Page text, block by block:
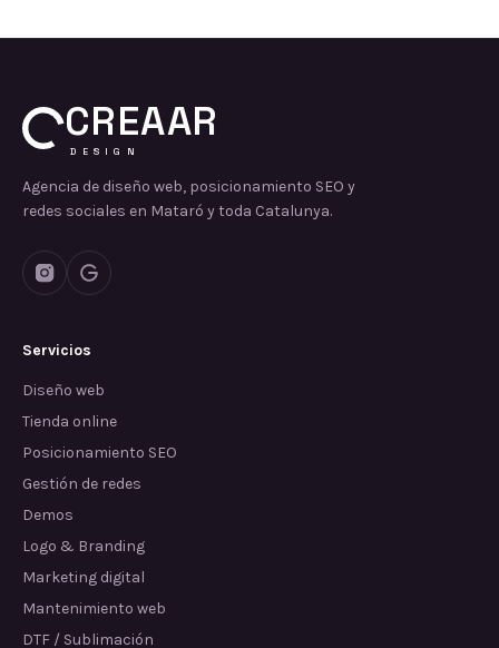
CREAAR
DESIGN
Agencia de diseño web, posicionamiento SEO y
redes sociales en Mataró y toda Catalunya.
Servicios
Diseño web
Tienda online
Posicionamiento SEO
Gestión de redes
Demos
Logo & Branding
Marketing digital
Mantenimiento web
DTF / Sublimación